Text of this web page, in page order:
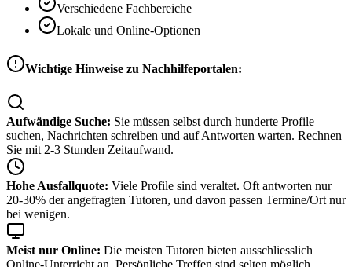
Verschiedene Fachbereiche
Lokale und Online-Optionen
Wichtige Hinweise zu Nachhilfeportalen:
Aufwändige Suche: Sie müssen selbst durch hunderte Profile
suchen, Nachrichten schreiben und auf Antworten warten. Rechnen
Sie mit 2-3 Stunden Zeitaufwand.
Hohe Ausfallquote: Viele Profile sind veraltet. Oft antworten nur
20-30% der angefragten Tutoren, und davon passen Termine/Ort nur
bei wenigen.
Meist nur Online: Die meisten Tutoren bieten ausschliesslich